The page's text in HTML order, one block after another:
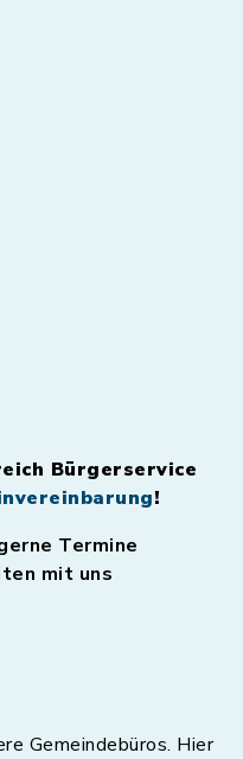
Bürgerservice
!
Termine
mit uns
Gemeindebüros. Hier